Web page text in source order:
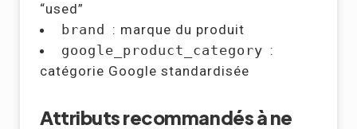
“used”
brand
: marque du produit
google_product_category :
catégorie Google standardisée
Attributs recommandés à ne